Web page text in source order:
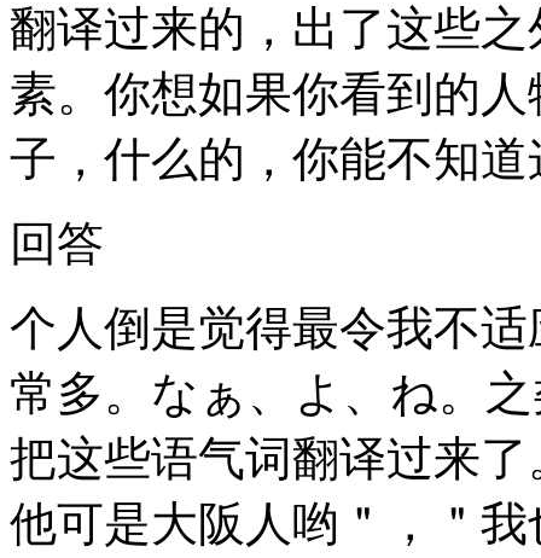
翻译过来的，出了这些
素。你想如果你看到的
子，什么的，你能不知
回答
个人倒是觉得最令我不
常多。なぁ、よ、ね。
把这些语气词翻译过来
他可是大阪人哟＂，＂